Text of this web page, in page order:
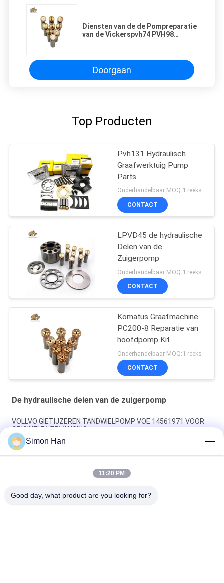
Diensten van de de Pompreparatie
van de Vickerspvh74 PVH98
Doorgaan
Top Producten
Pvh131 Hydraulisch
Graafwerktuig Pump
Parts
Onderhandelbaar MOQ:1 reeks
CONTACT
LPVD45 de hydraulische
Delen van de
Zuigerpomp
Onderhandelbaar MOQ:1 reeks
CONTACT
Komatus Graafmachine
PC200-8 Reparatie van
hoofdpomp Kit
Hydraulische pomp
Onderdeel zuigerpomp
Onderhoud reparatie
Onderhandelbaar MOQ:1 reeks
CONTACT
De hydraulische delen van de zuigerpomp
VOLLVO GIETIJZEREN TANDWIELPOMP VOE 14561971 VOOR
ORIGINELE VERVANGING
VOLLVO GIETIJZEREN TANDWIELPOMP VOE 14537295 VOOR
ORIGINELE VERVANGING
VOLLVO GEGEERPOMP VOE 14782798 voor de oorspronkelijke
Simon Han
11:20 PM
Good day, what product are you looking for?